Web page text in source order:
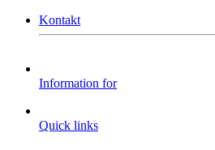
Kontakt
Information for
Quick links